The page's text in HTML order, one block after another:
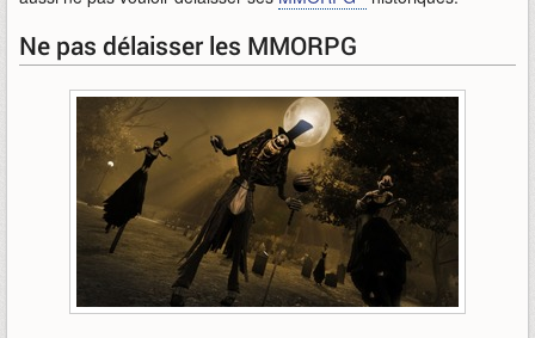
Ne pas délaisser les MMORPG